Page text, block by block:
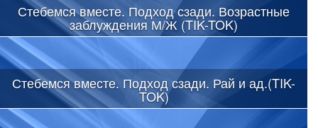
Стебемся вместе. Подход сзади. Возрастные
заблуждения М/Ж (TIK-TOK)
Стебемся вместе. Подход сзади. Рай и ад.(TIK-
TOK)